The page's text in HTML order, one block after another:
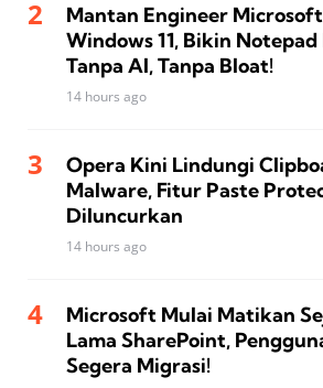
Mantan Engineer
Windows 11, Bikin Notepad
Tanpa AI, Tanpa Bloat!
14 hours ago
Opera Kini Lindungi
Malware, Fitur Paste
Diluncurkan
14 hours ago
Microsoft Mulai Matikan
Lama SharePoint,
Segera Migrasi!